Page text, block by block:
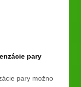
pary
pary možno